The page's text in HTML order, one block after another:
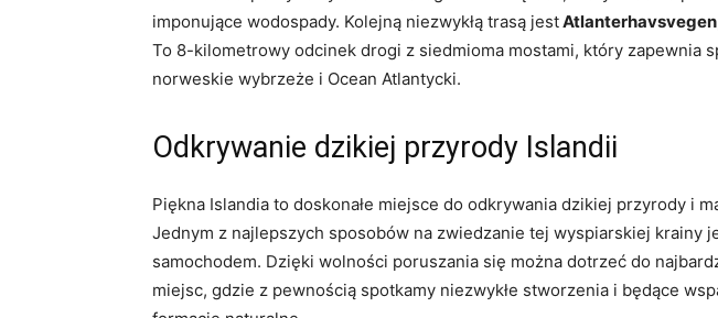
imponujące wodospady. Kolejną niezwykłą‌ trasą jest⁢Atlanterhavsvegen
To 8-kilometrowy odcinek drogi z⁣ siedmioma mostami, który zapewnia
norweskie wybrzeże i‌ Ocean ‌Atlantycki.
Odkrywanie dzikiej przyrody Islandii
Piękna Islandia to doskonałe miejsce do odkrywania dzikiej przyrody i⁣
Jednym z‍ najlepszych ⁣sposobów na zwiedzanie​ tej wyspiarskiej krainy
samochodem. Dzięki wolności poruszania się można dotrzeć ⁢do
miejsc, gdzie z pewnością ⁤spotkamy ‌niezwykłe stworzenia i będące